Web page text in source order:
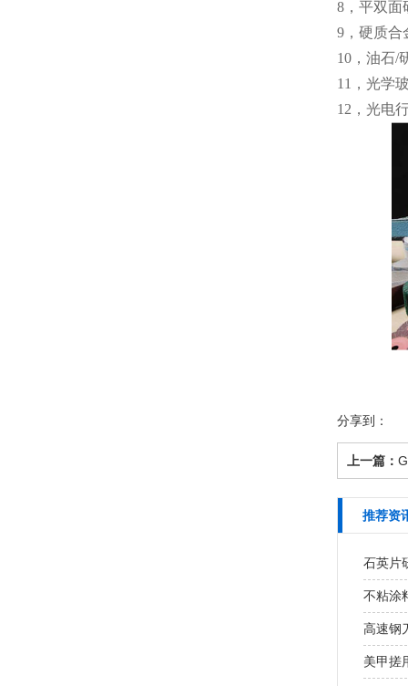
8，平双面
9，硬质合
10，油石/
11，光学
12，光电
分享到：
上一篇：
推荐资
石英片
不粘涂
高速钢
美甲搓